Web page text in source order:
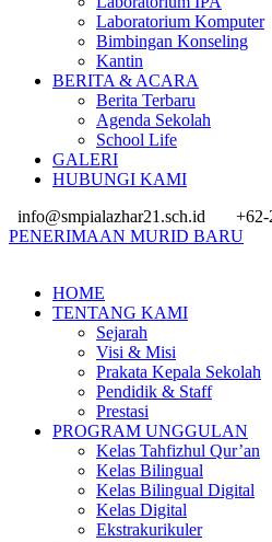
Laboratorium Komputer
Bimbingan Konseling
Kantin
BERITA & ACARA
Berita Terbaru
Agenda Sekolah
School Life
GALERI
HUBUNGI KAMI
info@smpialazhar21.sch.id
+62-
PENERIMAAN MURID BARU
HOME
TENTANG KAMI
Sejarah
Visi & Misi
Prakata Kepala Sekolah
Pendidik & Staff
Prestasi
PROGRAM UNGGULAN
Kelas Tahfizhul Qur’an
Kelas Bilingual
Kelas Bilingual Digital
Kelas Digital
Ekstrakurikuler